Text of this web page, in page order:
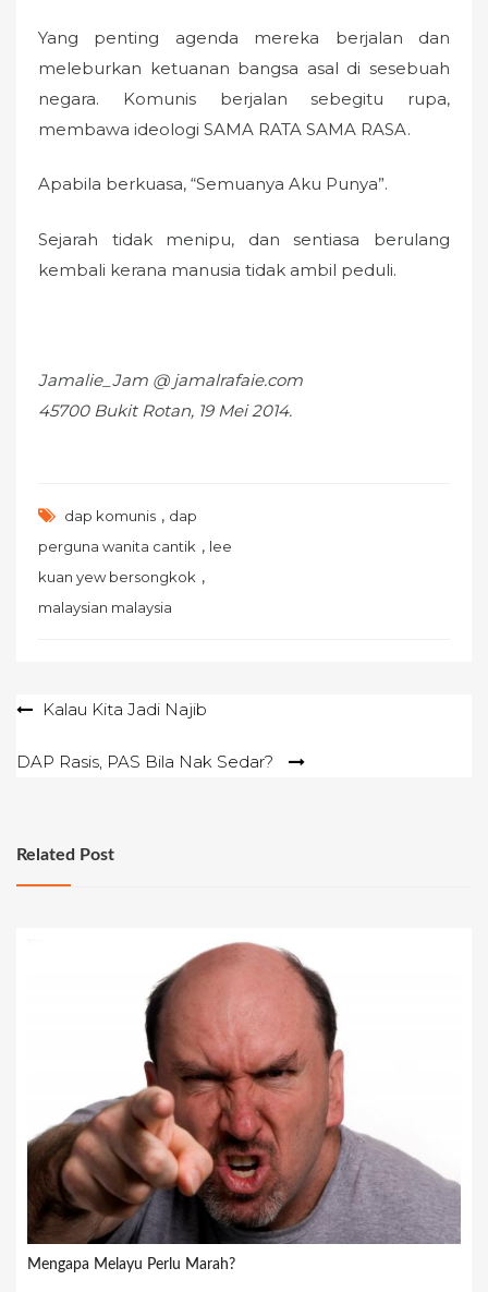
Yang penting agenda mereka berjalan dan
meleburkan ketuanan bangsa asal di sesebuah
negara. Komunis berjalan sebegitu rupa,
membawa ideologi SAMA RATA SAMA RASA.
Apabila berkuasa, “Semuanya Aku Punya”.
Sejarah tidak menipu, dan sentiasa berulang
kembali kerana manusia tidak ambil peduli.
Jamalie_Jam @ jamalrafaie.com
45700 Bukit Rotan, 19 Mei 2014.
dap komunis , dap
perguna wanita cantik , lee
kuan yew bersongkok ,
malaysian malaysia
PostKalau Kita Jadi Najib
DAP Rasis, PAS Bila Nak Sedar?
Related Post
Mengapa Melayu Perlu Marah?